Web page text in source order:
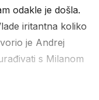
odakle je došla.
iritantna koliko
je Andrej
s Milanom